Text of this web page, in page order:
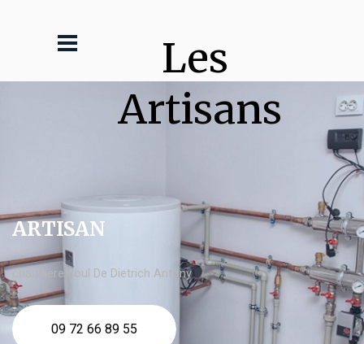
Les
Artisans
ARTISAN
chaudière fioul De Dietrich Antony
09 72 66 89 55